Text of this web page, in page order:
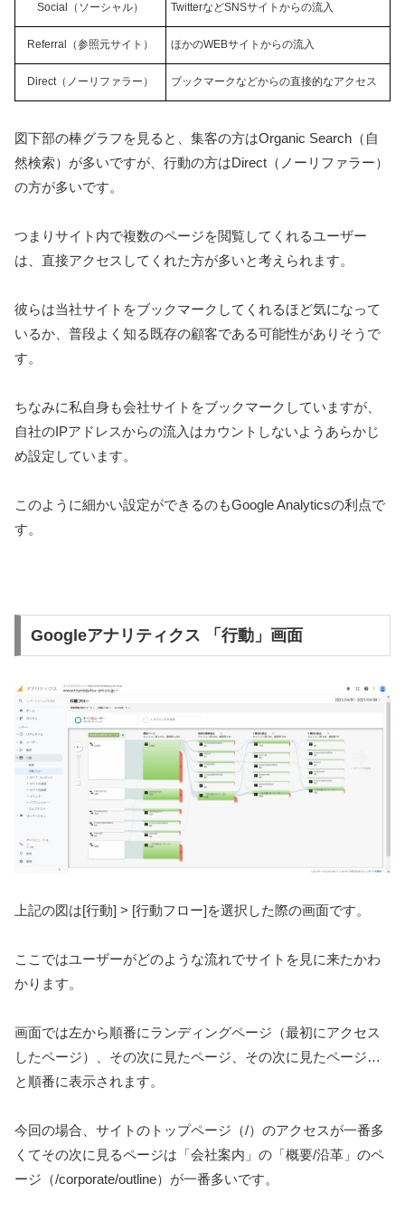
Social（ソーシャル） TwitterなどSNSサイトからの流入
Referral（参照元サイト） ほかのWEBサイトからの流入
Direct（ノーリファラー） ブックマークなどからの直接的なアクセス
図下部の棒グラフを見ると、集客の方はOrganic Search（自
然検索）が多いですが、行動の方はDirect（ノーリファラー）
の方が多いです。
つまりサイト内で複数のページを閲覧してくれるユーザー
は、直接アクセスしてくれた方が多いと考えられます。
彼らは当社サイトをブックマークしてくれるほど気になって
いるか、普段よく知る既存の顧客である可能性がありそうで
す。
ちなみに私自身も会社サイトをブックマークしていますが、
自社のIPアドレスからの流入はカウントしないようあらかじ
め設定しています。
このように細かい設定ができるのもGoogle Analyticsの利点で
す。
Googleアナリティクス 「行動」画面
上記の図は[行動] > [行動フロー]を選択した際の画面です。
ここではユーザーがどのような流れでサイトを見に来たかわ
かります。
画面では左から順番にランディングページ（最初にアクセス
したページ）、その次に見たページ、その次に見たページ…
と順番に表示されます。
今回の場合、サイトのトップページ（/）のアクセスが一番多
くてその次に見るページは「会社案内」の「概要/沿革」のペ
ージ（/corporate/outline）が一番多いです。